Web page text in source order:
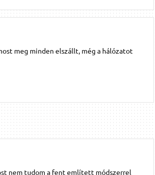
meg minden elszállt, még a hálózatot
nem tudom a fent említett módszerrel